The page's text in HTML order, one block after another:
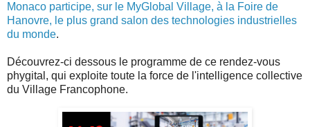
Monaco participe, sur le MyGlobal Village, à la Foire de
Hanovre, le plus grand salon des technologies industrielles
du monde.
Découvrez-ci dessous le programme de ce rendez-vous
phygital, qui exploite toute la force de l'intelligence collective
du Village Francophone.